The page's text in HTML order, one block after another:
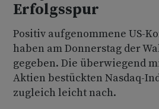
Erfolgsspur
Positiv aufgenommene US-
haben am Donnerstag der
gegeben. Die überwiegend
Aktien bestückten Nasdaq-
zugleich leicht nach.